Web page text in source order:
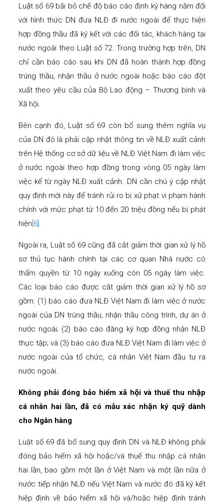
Luật số 69 bãi bỏ chế độ báo cáo định kỳ hàng năm đối
với hình thức DN đưa NLĐ đi nước ngoài để thực hiện
hợp đồng thầu đã ký kết với các đối tác, khách hàng tại
nước ngoài theo Luật số 72. Trong trường hợp trên, DN
chỉ cần báo cáo sau khi DN đã hoàn thành hợp đồng
trúng thầu, nhận thầu ở nước ngoài hoặc báo cáo đột
xuất theo yêu cầu của Bộ Lao động – Thương binh và
Xã hội.
Bên cạnh đó, Luật số 69 còn bổ sung thêm nghĩa vụ
của DN đó là phải cập nhật thông tin về NLĐ xuất cảnh
trên Hệ thống cơ sở dữ liệu về NLĐ Việt Nam đi làm việc
ở nước ngoài theo hợp đồng trong vòng 05 ngày làm
việc kể từ ngày NLĐ xuất cảnh. DN cần chú ý cập nhật
quy định mới này để tránh rủi ro bị xử phạt vi phạm hành
chính với mức phạt từ 10 đến 20 triệu đồng nếu bị phát
hiện [6] .
Ngoài ra, Luật số 69 cũng đã cắt giảm thời gian xử lý hồ
sơ thủ tục hành chính tại các cơ quan Nhà nước có
thẩm quyền từ 10 ngày xuống còn 05 ngày làm việc.
Các loại báo cáo được cắt giảm thời gian xử lý hồ sơ
gồm: (1) báo cáo đưa NLĐ Việt Nam đi làm việc ở nước
ngoài của DN trúng thầu, nhận thầu công trình, dự án ở
nước ngoài; (2) báo cáo đăng ký hợp đồng nhận NLĐ
thực tập; và (3) báo cáo đưa NLĐ Việt Nam đi làm việc ở
nước ngoài của tổ chức, cá nhân Việt Nam đầu tư ra
nước ngoài.
Không phải đóng bảo hiểm xã hội và thuế thu nhập
cá nhân hai lần, đã có mẫu xác nhận ký quỹ dành
cho Ngân hàng
Luật số 69 đã bổ sung quy định DN và NLĐ không phải
đóng bảo hiểm xã hội hoặc/và thuế thu nhập cá nhân
hai lần, bao gồm một lần ở Việt Nam và một lần nữa ở
nước tiếp nhận NLĐ nếu Việt Nam và nước đó đã ký kết
hiệp định về bảo hiểm xã hội và/hoặc hiệp định tránh